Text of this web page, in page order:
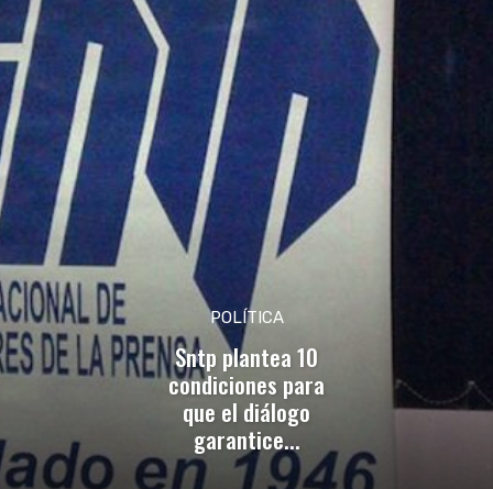
POLÍTICA
Sntp plantea 10
condiciones para
que el diálogo
garantice...